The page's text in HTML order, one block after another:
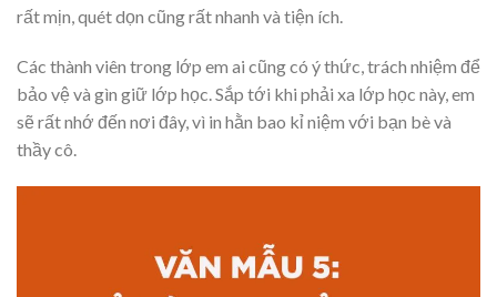
rất mịn, quét dọn cũng rất nhanh và tiện ích.
Các thành viên trong lớp em ai cũng có ý thức, trách nhiệm để
bảo vệ và gìn giữ lớp học. Sắp tới khi phải xa lớp học này, em
sẽ rất nhớ đến nơi đây, vì in hằn bao kỉ niệm với bạn bè và
thầy cô.